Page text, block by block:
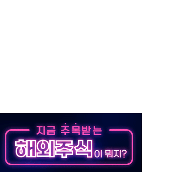
스스로 원칙 뒤집는 것"
도, 곳곳 소나기
려 후퇴…S&P500 최고치
일까지 의혹 소명" 요구